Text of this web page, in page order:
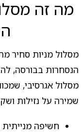
מה זה
מסלול מניות סחיר
הנסחרות בבורסה,
מסלול אגרסיבי,
שמירה על נזילות
חשיפה